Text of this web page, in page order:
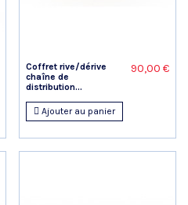
Coffret rive/dérive
chaîne de
distribution...
90,00 €
Ajouter au panier